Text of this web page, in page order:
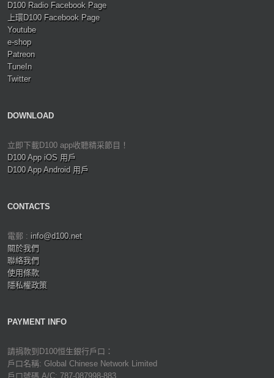
D100 Radio Facebook Page
上環D100 Facebook Page
Youtube
e-shop
Patreon
TuneIn
Twitter
DOWNLOAD
立即下載D100 app收聽精采節目！
D100 App iOS 用戶
D100 App Android 用戶
CONTACTS
電郵 : info@d100.net
關於我們
聯絡我們
使用條款
隱私權政策
PAYMENT INFO
請捐款到D100恒生銀行戶口：
戶口名稱: Global Chinese Network Limited
戶口號碼 A/C: 787-087998-883